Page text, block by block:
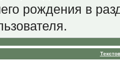
рождения в